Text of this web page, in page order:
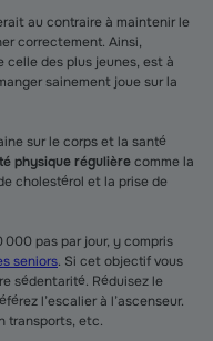
au contraire à maintenir le
correctement. Ainsi,
celle des plus jeunes, est à
sainement joue sur la
sur le corps et la santé
physique régulièrecomme la
cholestérol et la prise de
pas par jour, y compris
seniors. Si cet objectif vous
sédentarité. Réduisez le
l’escalier à l’ascenseur.
transports, etc.